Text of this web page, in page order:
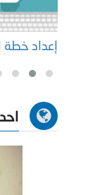
إعداد خطة